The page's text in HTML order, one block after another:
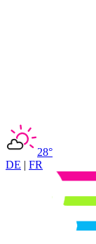
28°
DE | FR